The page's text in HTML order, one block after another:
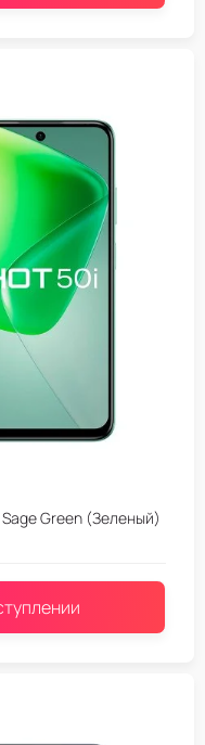
Green (Зеленый)